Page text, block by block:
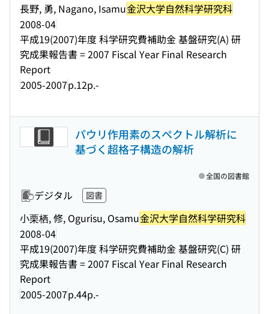
長野, 勇, Nagano, Isamu金沢大学自然科学研究科
2008-04
平成19(2007)年度 科学研究費補助金 基盤研究(A) 研
究成果報告書 = 2007 Fiscal Year Final Research
Report
2005-2007p.12p.-
パウリ作用素のスペクトル解析に
基づく超格子構造の解析
デジタル 図書
小栗栖, 修, Ogurisu, Osamu金沢大学自然科学研究科
2008-04
平成19(2007)年度 科学研究費補助金 基盤研究(C) 研
究成果報告書 = 2007 Fiscal Year Final Research
Report
2005-2007p.44p.-
全国の図書館